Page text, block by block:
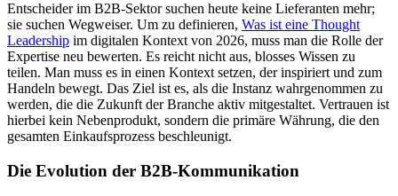
Entscheider im B2B-Sektor suchen heute keine Lieferanten mehr;
sie suchen Wegweiser. Um zu definieren, Was ist eine Thought
Leadership im digitalen Kontext von 2026, muss man die Rolle der
Expertise neu bewerten. Es reicht nicht aus, blosses Wissen zu
teilen. Man muss es in einen Kontext setzen, der inspiriert und zum
Handeln bewegt. Das Ziel ist es, als die Instanz wahrgenommen zu
werden, die die Zukunft der Branche aktiv mitgestaltet. Vertrauen ist
hierbei kein Nebenprodukt, sondern die primäre Währung, die den
gesamten Einkaufsprozess beschleunigt.
Die Evolution der B2B-Kommunikation